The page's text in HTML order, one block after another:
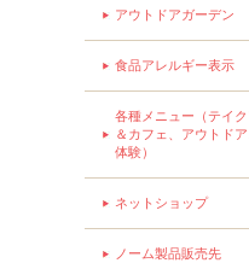
アウトドアガーデン
食品アレルギー表示
各種メニュー（テイク
＆カフェ、アウトド
体験）
ネットショップ
ノーム製品販売先